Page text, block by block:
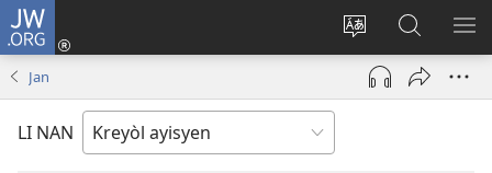
JW.ORG
Chanje
lang
sit
Konekte
(opens
window)
Fè
rechèch
sou
Jan
LI NAN